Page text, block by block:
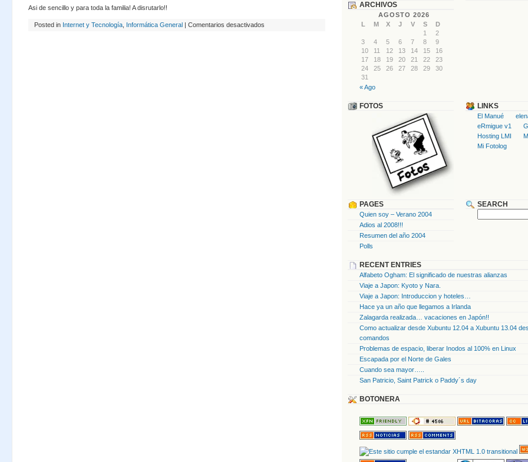
Asi de sencillo y para toda la familia! A disrutarlo!!
Posted in Internet y Tecnología Informática General | Comentarios desactivados
ARCHIVOS
AGOSTO 2026
L
M X J V S
D
1
2
3
4 5 6 7 8
9
10
11 12 13 14 15
16
17
18 19 20 21 22
23
24
25 26 27 28 29
30
31
« Ago
FOTOS LINKS
El Manué
eRmigue v1
Hosting LMI
Mi Fotolog
PAGES
Quien soy – Verano 2004
Adios al 2008!!!
Resumen del año 2004
Polls
SEARCH
RECENT ENTRIES
Alfabeto Ogham: El significado de nuestras alianzas
Viaje a Japon: Kyoto y Nara.
Viaje a Japon: Introduccion y hoteles…
Hace ya un año que llegamos a Irlanda
Zalagarda realizada… vacaciones en Japón!!
Como actualizar desde Xubuntu 12.04 a Xubuntu 13.04
comandos
Problemas de espacio, liberar Inodos al 100% en Linux
Escapada por el Norte de Gales
Cuando sea mayor…..
San Patricio, Saint Patrick o Paddy´s day
BOTONERA